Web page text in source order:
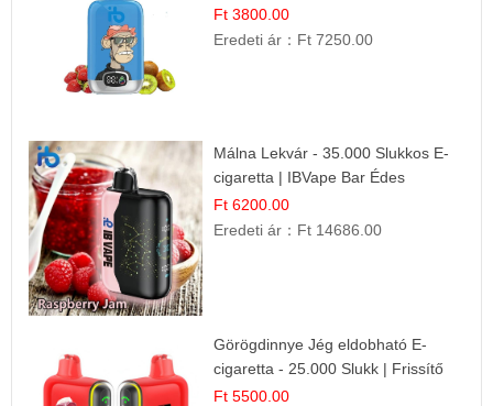
Kombináció
Ft 3800.00
Eredeti ár： Ft 7250.00
Málna Lekvár - 35.000 Slukkos E-
cigaretta | IBVape Bar Édes
Gyümölcs Íz
Ft 6200.00
Eredeti ár： Ft 14686.00
Görögdinnye Jég eldobható E-
cigaretta - 25.000 Slukk | Frissítő
Nyári Íz
Ft 5500.00